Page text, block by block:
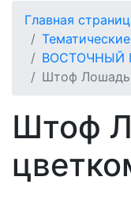
Главная
ВОСТОЧНЫЙ
Штоф Лошадь
Штоф